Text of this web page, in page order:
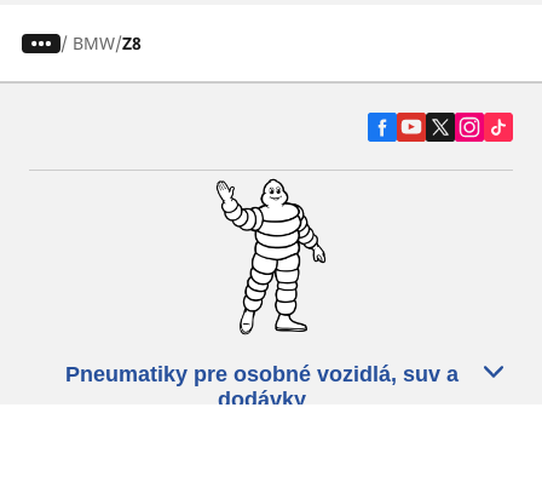
/ BMW Z8
Pneumatiky pre osobné vozidlá, suv a
dodávky